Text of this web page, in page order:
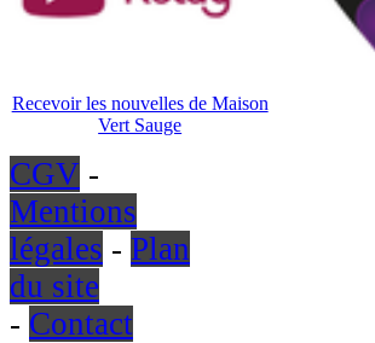
Recevoir les nouvelles de Maison
Vert Sauge
CGV -
Mentions
légales - Plan
du site
- Contact